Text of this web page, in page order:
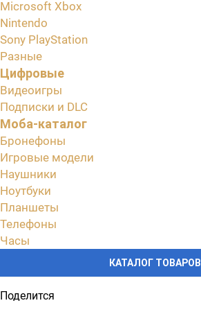
КАТАЛОГ ТОВАРОВ
Microsoft Xbox
Nintendo
Sony PlayStation
Разные
Цифровые
Видеоигры
Подписки и DLC
Моба-каталог
Бронефоны
Игровые модели
Наушники
Ноутбуки
Планшеты
Телефоны
Часы
Поделится